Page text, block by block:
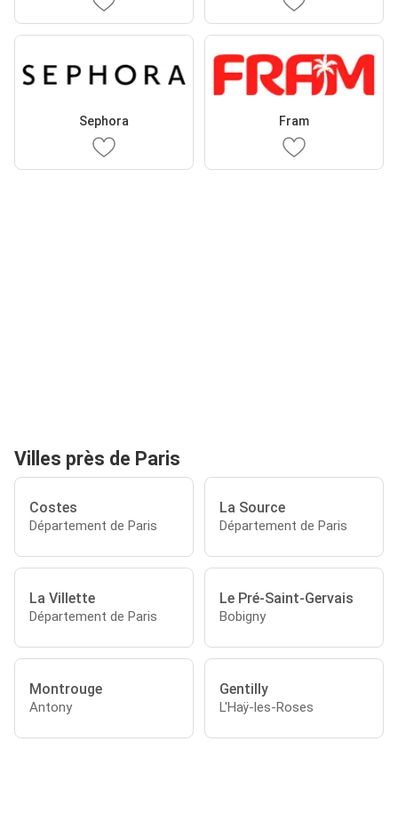
Sephora Fram
Villes près de Paris
Costes
Département de Paris
La Source
Département de Paris
La Villette
Département de Paris
Le Pré-Saint-Gervais
Bobigny
Montrouge
Antony
Gentilly
L'Haÿ-les-Roses